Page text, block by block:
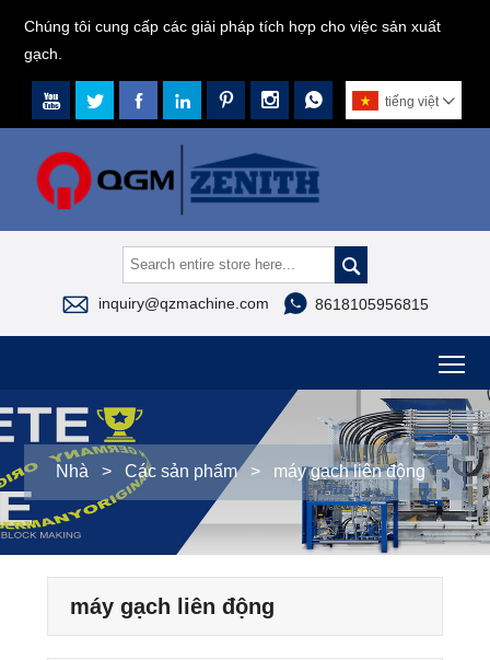
Chúng tôi cung cấp các giải pháp tích hợp cho việc sản xuất
gạch.
       tiếng việt 

 inquiry@qzmachine.com  8618105956815
Nhà > Các sản phẩm > máy gạch liên động
máy gạch liên động